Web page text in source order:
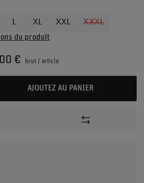
L XL XXL
XXXL
du produit
€ brut / article
AJOUTEZ AU PANIER